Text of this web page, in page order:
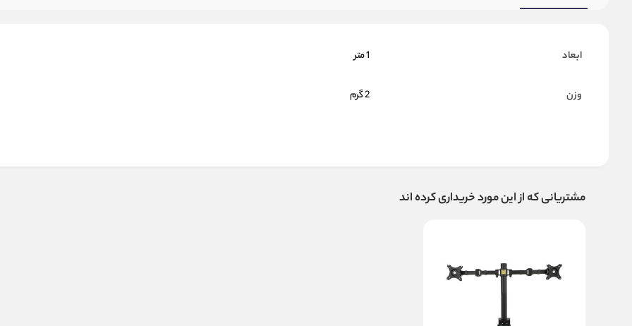
ابعاد 1 متر
وزن 2 گرم
مشتریانی که از این مورد خریداری کرده اند